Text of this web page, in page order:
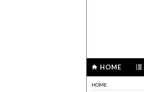
HOME
HOME